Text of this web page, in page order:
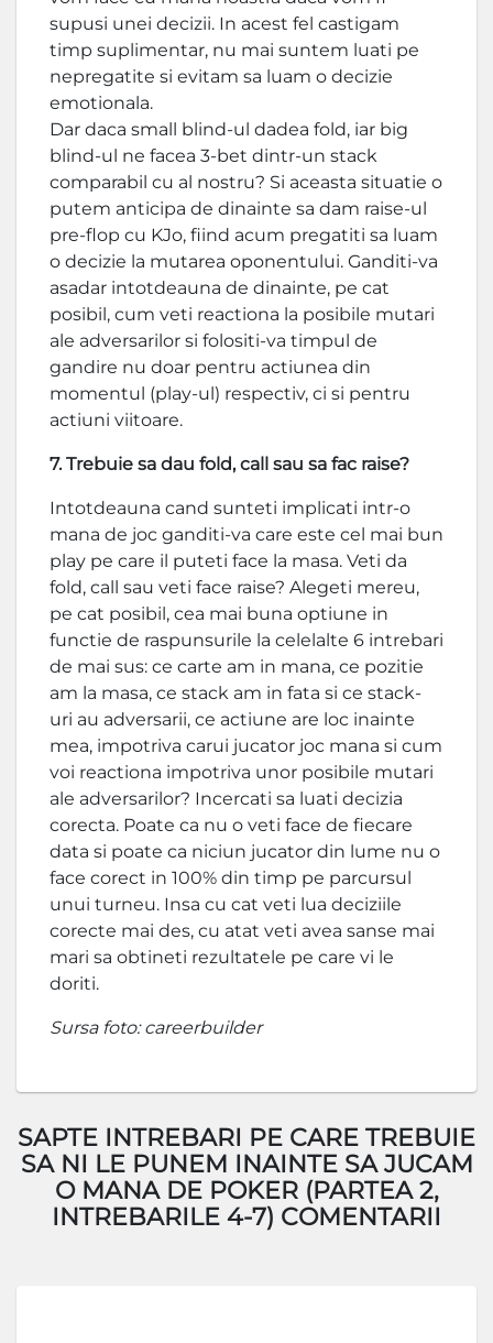
supusi unei decizii. In acest fel castigam
timp suplimentar, nu mai suntem luati pe
nepregatite si evitam sa luam o decizie
emotionala.
Dar daca small blind-ul dadea fold, iar big
blind-ul ne facea 3-bet dintr-un stack
comparabil cu al nostru? Si aceasta situatie o
putem anticipa de dinainte sa dam raise-ul
pre-flop cu KJo, fiind acum pregatiti sa luam
o decizie la mutarea oponentului. Ganditi-va
asadar intotdeauna de dinainte, pe cat
posibil, cum veti reactiona la posibile mutari
ale adversarilor si folositi-va timpul de
gandire nu doar pentru actiunea din
momentul (play-ul) respectiv, ci si pentru
actiuni viitoare.
7. Trebuie sa dau fold, call sau sa fac raise?
Intotdeauna cand sunteti implicati intr-o
mana de joc ganditi-va care este cel mai bun
play pe care il puteti face la masa. Veti da
fold, call sau veti face raise? Alegeti mereu,
pe cat posibil, cea mai buna optiune in
functie de raspunsurile la celelalte 6 intrebari
de mai sus: ce carte am in mana, ce pozitie
am la masa, ce stack am in fata si ce stack-
uri au adversarii, ce actiune are loc inainte
mea, impotriva carui jucator joc mana si cum
voi reactiona impotriva unor posibile mutari
ale adversarilor? Incercati sa luati decizia
corecta. Poate ca nu o veti face de fiecare
data si poate ca niciun jucator din lume nu o
face corect in 100% din timp pe parcursul
unui turneu. Insa cu cat veti lua deciziile
corecte mai des, cu atat veti avea sanse mai
mari sa obtineti rezultatele pe care vi le
doriti.
Sursa foto: careerbuilder
SAPTE INTREBARI PE CARE TREBUIE
SA NI LE PUNEM INAINTE SA JUCAM
O MANA DE POKER (PARTEA 2,
INTREBARILE 4-7) COMENTARII